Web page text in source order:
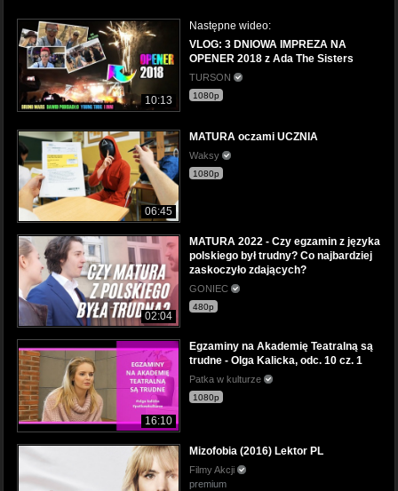
10:13
Następne wideo:
VLOG: 3 DNIOWA IMPREZA NA
OPENER 2018 z Ada The Sisters
TURSON
1080p
06:45
MATURA oczami UCZNIA
Waksy
1080p
02:04
MATURA 2022 - Czy egzamin z języka
polskiego był trudny? Co najbardziej
zaskoczyło zdających?
GONIEC
480p
16:10
Egzaminy na Akademię Teatralną są
trudne - Olga Kalicka, odc. 10 cz. 1
Patka w kulturze
1080p
Mizofobia (2016) Lektor PL
Filmy Akcji
premium